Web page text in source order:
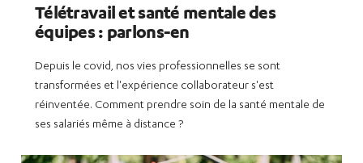
Télétravail et santé mentale des
équipes : parlons-en
Depuis le covid, nos vies professionnelles se sont
transformées et l'expérience collaborateur s'est
réinventée. Comment prendre soin de la santé mentale de
ses salariés même à distance ?